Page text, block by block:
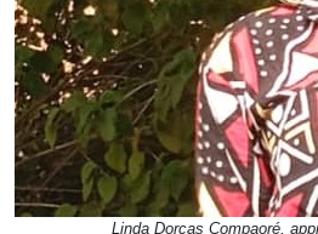
Linda Dorcas Compaoré,